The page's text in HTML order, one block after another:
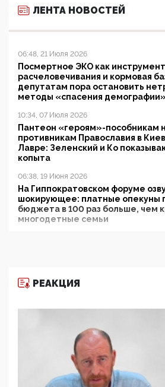
ЛЕНТА НОВОСТЕЙ
06:48, 21 Июля 2026
Посмертное ЭКО как инструмент
расчеловечивания и кормовая
депутатам пора остановить
методы «спасения демографии»
10:34, 07 Июля 2026
Пантеон «героям»-пособникам
противникам Православия в
Лавре: Зеленский и Ко
копыта
06:38, 19 Июня 2026
На Гиппократовском форуме
шокирующее: платные опекуны
бюджета в 100 раз больше, чем
многодетные семьи
11:53, 09 Июня 2026
деятельность ИИТО ЮНЕСКО в
цифроглобалисты продолжают
повестку в образовании
09:43, 01 Июня 2026
5G за счет здоровья граждан:
отобрать у регионов и
защищать жилые дома и
РЕАКЦИЯ